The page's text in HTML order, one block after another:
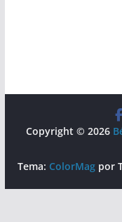
Copyright © 2026
Tema: ColorMagpor